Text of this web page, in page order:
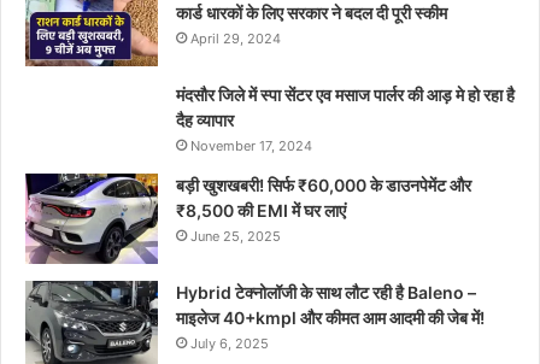
कार्ड धारकों के लिए सरकार ने बदल दी पूरी स्कीम
April 29, 2024
मंदसौर जिले में स्पा सेंटर एव मसाज पार्लर की आड़ मे हो रहा है
दैह व्यापार
November 17, 2024
बड़ी खुशखबरी! सिर्फ ₹60,000 के डाउनपेमेंट और
₹8,500 की EMI में घर लाएं
June 25, 2025
Hybrid टेक्नोलॉजी के साथ लौट रही है Baleno –
माइलेज 40+kmpl और कीमत आम आदमी की जेब में!
July 6, 2025